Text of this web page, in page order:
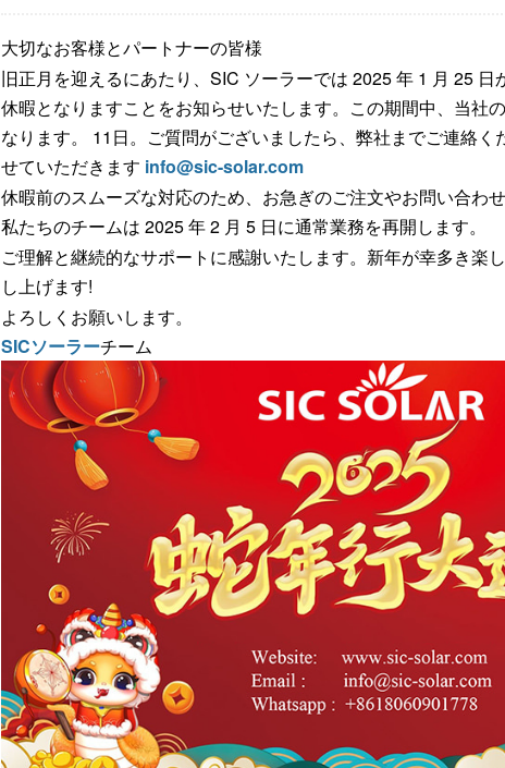
大切なお客様とパートナーの皆様
旧正月を迎えるにあたり、SIC ソーラーでは 2025 年 1 月 25 日
休暇となりますことをお知らせいたします。この期間中、当社
なります。 11日。ご質問がございましたら、弊社までご連絡く
せていただきます info@sic-solar.com
休暇前のスムーズな対応のため、お急ぎのご注文やお問い合わ
私たちのチームは 2025 年 2 月 5 日に通常業務を再開します。
ご理解と継続的なサポートに感謝いたします。新年が幸多き楽
し上げます!
よろしくお願いします。
SICソーラーチーム